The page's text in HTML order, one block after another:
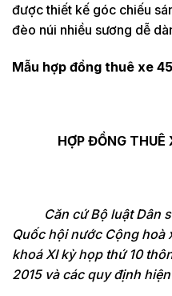
được thiết kế góc chiếu
đèo núi nhiều sương dễ
Mẫu hợp đồng thuê xe
HỢP ĐỒNG THUÊ
Căn cứ Bộ luật Dân
Quốc hội nước Cộng hoà
khoá XI kỳ họp thứ 10
2015 và các quy định